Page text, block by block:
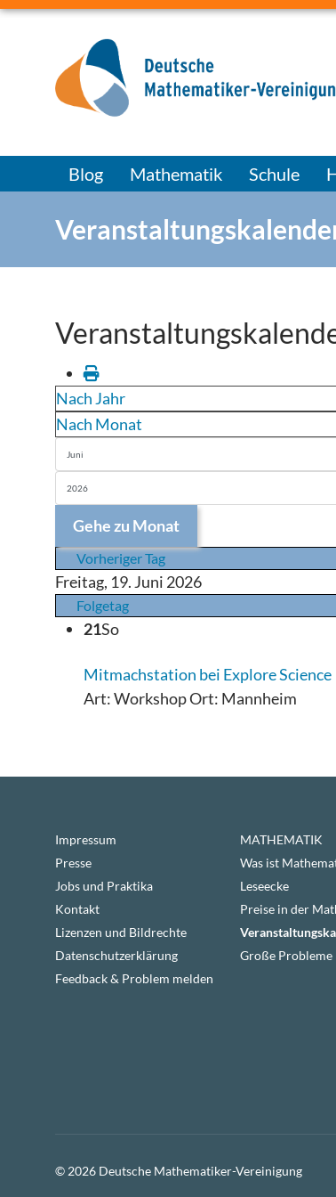
Blog Mathematik Schule
Nach Jahr
Nach Monat
Gehe zu Monat
Vorheriger Tag
Freitag, 19. Juni 2026
Folgetag
21So
Mitmachstation bei Explore Science
Art: Workshop Ort: Mannheim
Impressum
Presse
Jobs und Praktika
Kontakt
Lizenzen und Bildrechte
Datenschutzerklärung
Feedback & Problem melden
MATHEMATIK
Was ist
Leseecke
Preise in der
Große Probleme
© 2026 Deutsche Mathematiker-Vereinigung